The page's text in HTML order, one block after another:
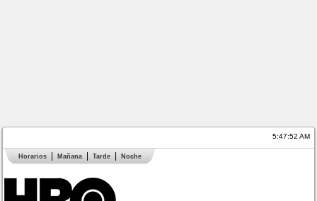
5:47:52 AM
Horarios Mañana Tarde Noche